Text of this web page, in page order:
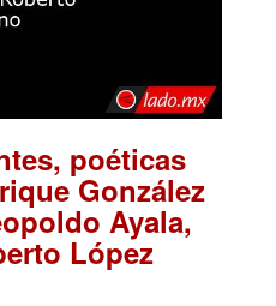
poéticas
González
Ayala,
López